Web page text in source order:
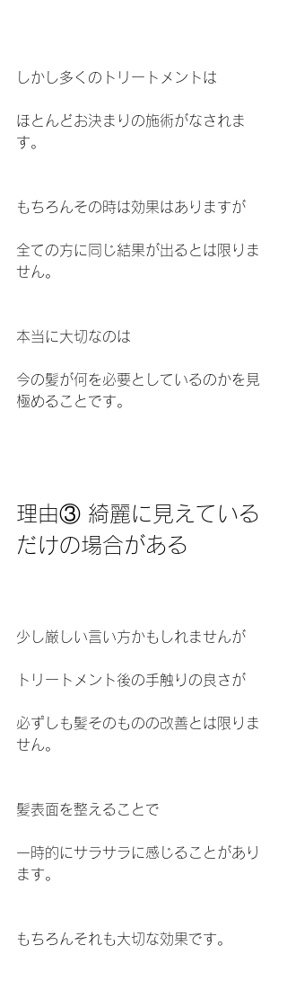
しかし多くのトリートメントは
ほとんどお決まりの施術がなされま
す。
もちろんその時は効果はありますが
全ての方に同じ結果が出るとは限りま
せん。
本当に大切なのは
今の髪が何を必要としているのかを見
極めることです。
理由③ 綺麗に見えている
だけの場合がある
少し厳しい言い方かもしれませんが
トリートメント後の手触りの良さが
必ずしも髪そのものの改善とは限りま
せん。
髪表面を整えることで
一時的にサラサラに感じることがあり
ます。
もちろんそれも大切な効果です。